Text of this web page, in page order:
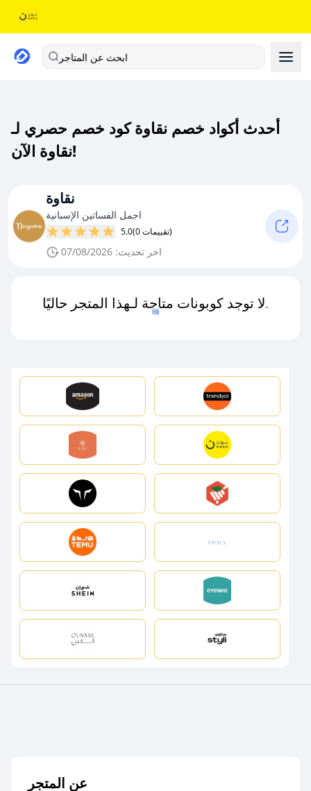
ابحث عن المتاجر
أحدث أكواد خصم نقاوة كود خصم حصري لـ
نقاوة الآن!
نقاوة
اجمل الفساتين الإسبانية
5.0 (0 تقييمات)
اخر تحديث: 07/08/2026
لا توجد كوبونات متاحة لـهذا المتجر حاليًا.
عن المتجر